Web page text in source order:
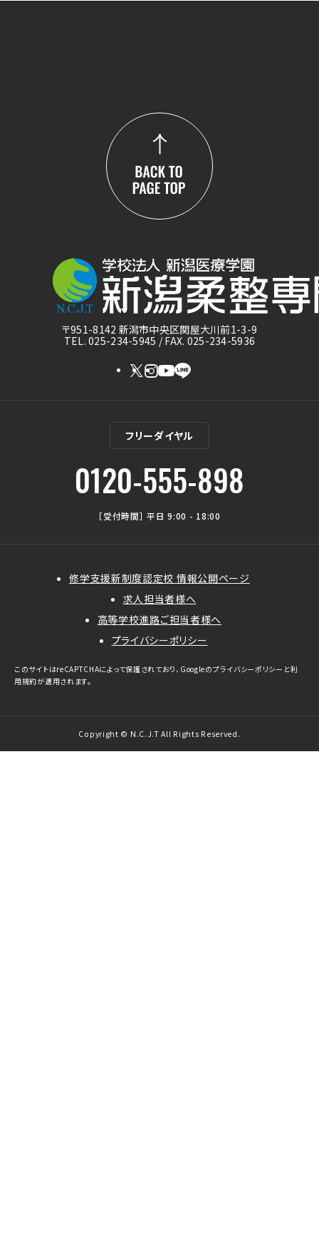
〒951-8142 新潟市中央区関屋大川前1-3-9
TEL. 025-234-5945 / FAX. 025-234-5936
フリーダイヤル
0120-555-898
［受付時間］ 平日 9:00 - 18:00
修学支援新制度認定校 情報公開ページ
求人担当者様へ
高等学校進路ご担当者様へ
プライバシーポリシー
Copyright © N.C.J.T All Rights Reserved.
このサイトはreCAPTCHAによって保護されており、Googleのプライバシーポリシー と利
用規約が適用されます。